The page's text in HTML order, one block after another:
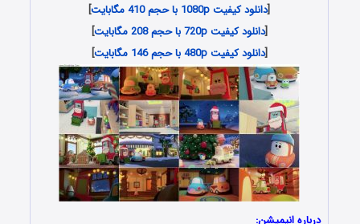
[دانلود کیفیت 1080p با حجم 410 مگابایت
]
[دانلود کیفیت 720p با حجم 208 مگابایت
]
[دانلود کیفیت 480p با حجم 146 مگابایت ]
درباره انیمیشن: